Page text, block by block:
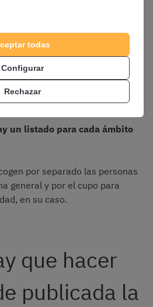
ejercicio
ejercicio
(si existe)
un listado para cada ámbito
por separado las personas
general y por el cupo para
en su caso.
que hacer
publicada la
todas
Configurar
Rechazar